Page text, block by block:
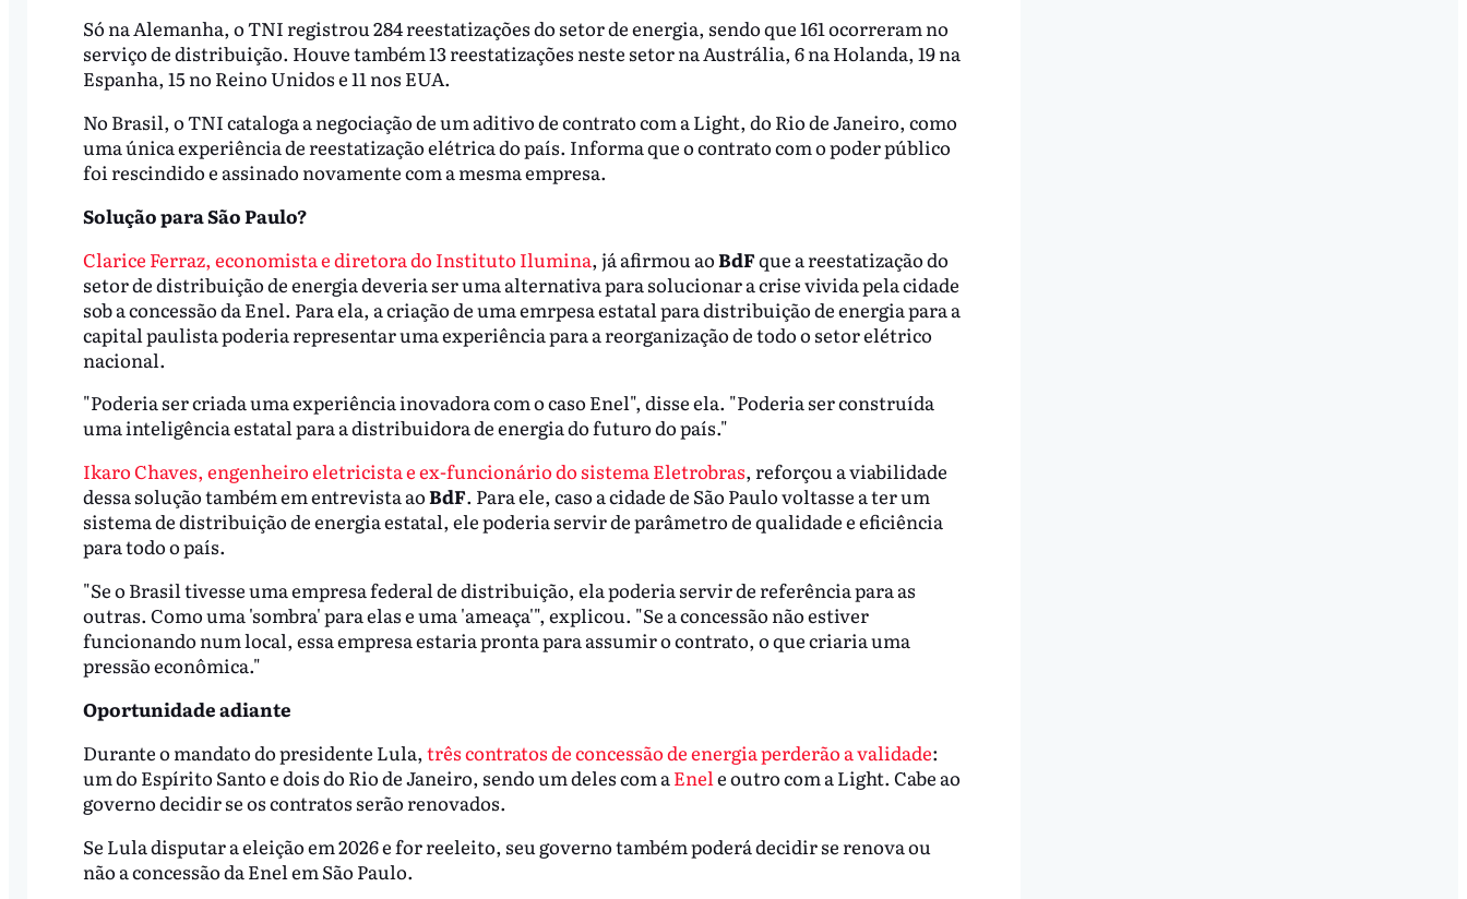
Só na Alemanha, o TNI registrou 284 reestatizações do setor de energia, sendo que 161 ocorreram no
serviço de distribuição. Houve também 13 reestatizações neste setor na Austrália, 6 na Holanda, 19 na
Espanha, 15 no Reino Unidos e 11 nos EUA.
No Brasil, o TNI cataloga a negociação de um aditivo de contrato com a Light, do Rio de Janeiro, como
uma única experiência de reestatização elétrica do país. Informa que o contrato com o poder público
foi rescindido e assinado novamente com a mesma empresa.
Solução para São Paulo?
Clarice Ferraz, economista e diretora do Instituto Ilumina, já afirmou aoBdFque a reestatização do
setor de distribuição de energia deveria ser uma alternativa para solucionar a crise vivida pela cidade
sob a concessão da Enel. Para ela, a criação de uma emrpesa estatal para distribuição de energia para a
capital paulista poderia representar uma experiência para a reorganização de todo o setor elétrico
nacional.
"Poderia ser criada uma experiência inovadora com o caso Enel", disse ela. "Poderia ser construída
uma inteligência estatal para a distribuidora de energia do futuro do país."
Ikaro Chaves, engenheiro eletricista e ex-funcionário do sistema Eletrobras, reforçou a viabilidade
dessa solução também em entrevista aoBdF. Para ele, caso a cidade de São Paulo voltasse a ter um
sistema de distribuição de energia estatal, ele poderia servir de parâmetro de qualidade e eficiência
para todo o país.
"Se o Brasil tivesse uma empresa federal de distribuição, ela poderia servir de referência para as
outras. Como uma 'sombra' para elas e uma 'ameaça'", explicou. "Se a concessão não estiver
funcionando num local, essa empresa estaria pronta para assumir o contrato, o que criaria uma
pressão econômica."
Oportunidade adiante
Durante o mandato do presidente Lula, três contratos de concessão de energia perderão a validade:
um do Espírito Santo e dois do Rio de Janeiro, sendo um deles com a Enel e outro com a Light. Cabe ao
governo decidir se os contratos serão renovados.
Se Lula disputar a eleição em 2026 e for reeleito, seu governo também poderá decidir se renova ou
não a concessão da Enel em São Paulo.